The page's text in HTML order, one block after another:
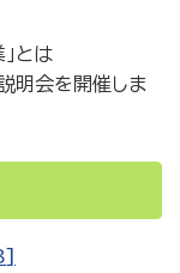
とは
明会を開催しま